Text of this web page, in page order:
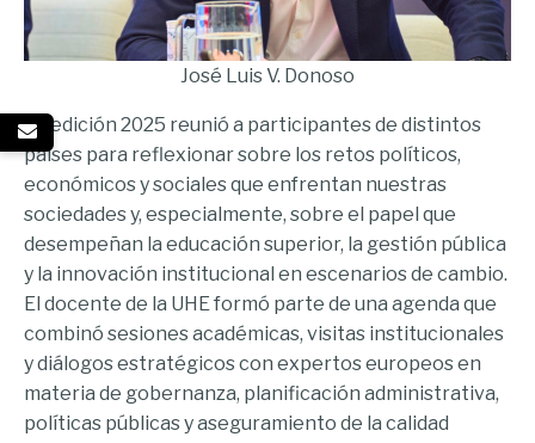
José Luis V. Donoso
La edición 2025 reunió a participantes de distintos
países para reflexionar sobre los retos políticos,
económicos y sociales que enfrentan nuestras
sociedades y, especialmente, sobre el papel que
desempeñan la educación superior, la gestión pública
y la innovación institucional en escenarios de cambio.
El docente de la UHE formó parte de una agenda que
combinó sesiones académicas, visitas institucionales
y diálogos estratégicos con expertos europeos en
materia de gobernanza, planificación administrativa,
políticas públicas y aseguramiento de la calidad